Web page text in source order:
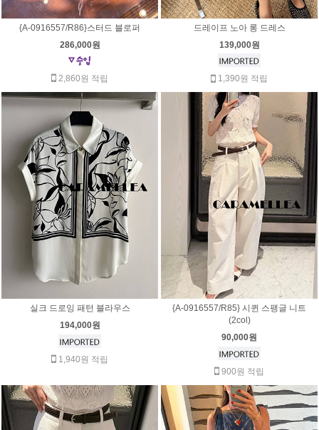
{A-0916557/R86}스터드 블로퍼
286,000원
2,860원 적립
드레이프 노아 롱 드레스
139,000원
1,390원 적립
실크 드로잉 패턴 블라우스
194,000원
1,940원 적립
{A-0916557/R85} 시퀸 스팽글 니트
(2col)
90,000원
900원 적립